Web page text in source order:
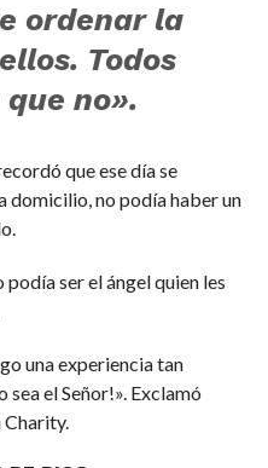
ordenar la
Todos
no».
que ese día se
domicilio, no podía haber un
ser el ángel quien les
una experiencia tan
sea el Señor!». Exclamó
Charity.